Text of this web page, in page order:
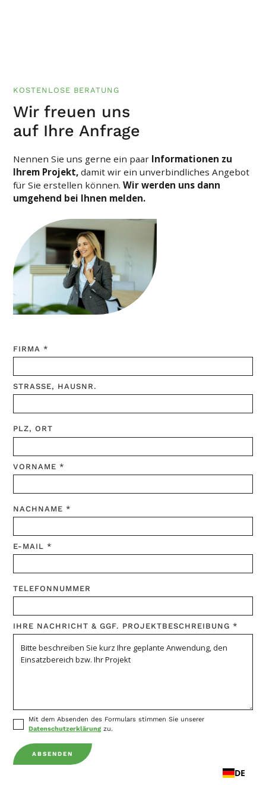
KOSTENLOSE BERATUNG
Wir freuen uns
auf Ihre Anfrage
Nennen Sie uns gerne ein paar Informationen zu
Ihrem Projekt, damit wir ein unverbindliches Angebot
für Sie erstellen können.Wir werden uns dann
umgehend bei Ihnen melden.
FIRMA *
STRASSE, HAUSNR.
PLZ, ORT
VORNAME *
NACHNAME *
E-MAIL *
TELEFONNUMMER
IHRE NACHRICHT & GGF. PROJEKTBESCHREIBUNG *
Mit dem Absenden des Formulars stimmen Sie unserer
Datenschutzerklärung zu.
DE